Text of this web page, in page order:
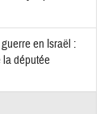
en Israël :
la députée